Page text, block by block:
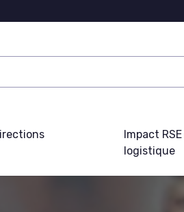
Impact
logistique